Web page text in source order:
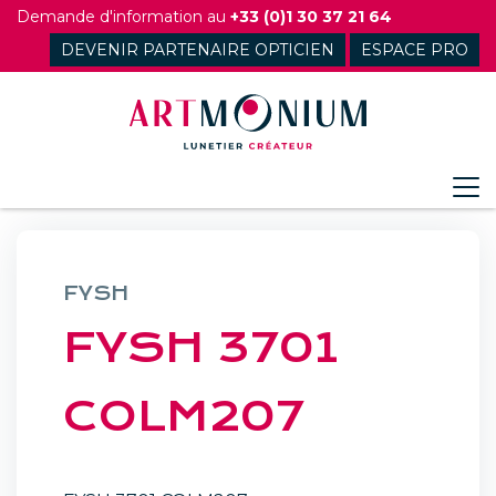
Skip
content
Demande d'information au +33 (0)1 30 37 21 64
DEVENIR PARTENAIRE OPTICIEN
ESPACE PRO
FYSH
FYSH 3701
COLM207